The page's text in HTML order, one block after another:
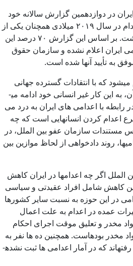
در دوازدهمین گزارش سالانه خود
اعلام کرد که ایران با ۲۸۰ اعدام در سال ۲۰۱۹ میلادی همچنان یکی از
بالاترین آمارها را در جهان داشت. بر اساس این گزارش ۷۰ درصد این
ایران اعلام نشده و سازمان حقوق
به تأیید آنها شده است.
می­شود که با انتقادات گسترده جهانی
مواجه است و بدون توجه به آن، به این کار غیر انسانی خود ادامه می­
رابطه با اعدامی های ایران به درد می
اعدام کردن انسانهایی است که چه
مستندات سازمان عفو بین الملل، در
روند دادخواهی از لحاظ موازین بین
اگر چه اعدامها در ایران کاهش
کاهش شامل افراد عقیدتی و سیاسی
در این حوزه به نسبت سایر کشورها
عمده در اعدام به علت اعمال
مخدر و تعلیق موقت اجرای احکام
مخدر بوده­است. همچنین ده ها نفر به
صورت سنگسار به کام مرگ رفته­اند که در آمار اعدامی ها ثبت نشده­­